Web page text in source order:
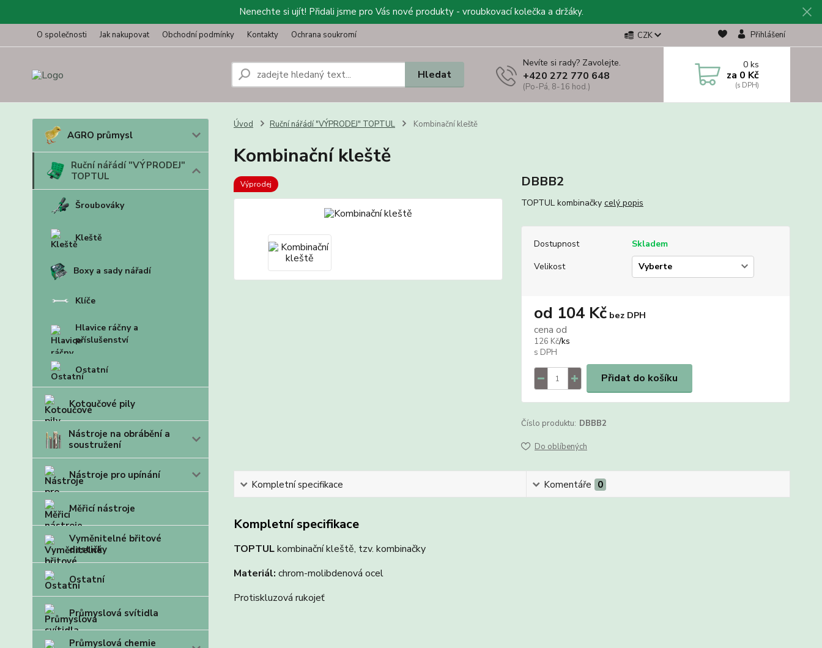
Nenechte si ujít! Přidali jsme pro Vás nové produkty - vroubkovací kolečka a držáky.
O společnosti Jak nakupovat Obchodní podmínky Kontakty Ochrana soukromí CZK Přihlášení
Hledat
Nevíte si rady? Zavolejte.
+420 272 770 648
(Po-Pá, 8-16 hod.)
0ks
za 0 Kč
AGRO průmysl
Ruční nářádí "VÝPRODEJ"
TOPTUL
Šroubováky
Kleště
Boxy a sady nářadí
Klíče
Hlavice ráčny a
příslušenství
Ostatní
Kotoučové pily
Nástroje na obrábění a
soustružení
Nástroje pro upínání
Měřicí nástroje
Vyměnitelné břitové
destičky
Ostatní
Průmyslová svítidla
Průmyslová chemie
Úvod Ruční nářádí "VÝPRODEJ" TOPTUL Kombinační kleště
Kombinační kleště
Výprodej DBBB2
TOPTUL kombinačky celý popis
Dostupnost
Skladem
Velikost
cena od
126 Kč/ks
od 104 Kč bez DPH
Přidat do košíku
Číslo produktu: DBBB2
Do oblíbených
Kompletní specifikace Komentáře 0
Kompletní specifikace
TOPTULkombinační kleště, tzv. kombinačky
Materiál: chrom-molibdenová ocel
Protiskluzová rukojeť